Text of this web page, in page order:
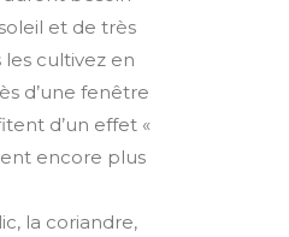
et de très
les cultivez en
d’une fenêtre
d’un effet «
encore plus
la coriandre,